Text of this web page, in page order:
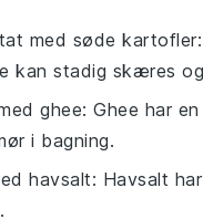
med søde kartofler:
kan stadig skæres
ghee: Ghee har
i bagning.
havsalt: Havsalt